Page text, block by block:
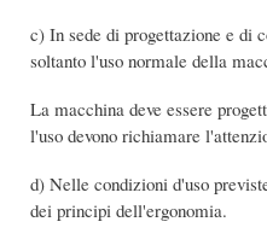
c) In sede di progettazione e di
soltanto l'uso normale della
La macchina deve essere
l'uso devono richiamare
d) Nelle condizioni d'uso
dei principi dell'ergonomia.